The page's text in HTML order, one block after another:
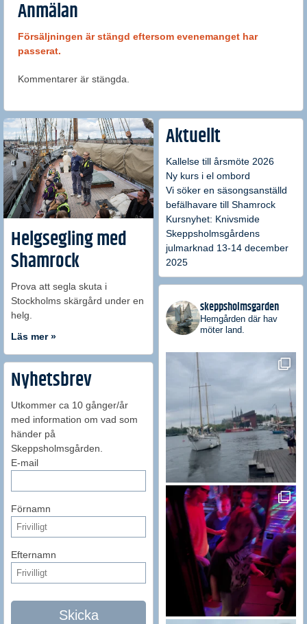
Helgsegling med
Shamrock
Prova att segla skuta i
Stockholms skärgård under en
helg.
Läs mer »
Nyhetsbrev
Utkommer ca 10 gånger/år
med information om vad som
händer på
Skeppsholmsgården.
E-mail
Förnamn
Efternamn
Skicka
Anmälan
Försäljningen är stängd eftersom evenemanget har
passerat.
Kommentarer är stängda.
Aktuellt
Kallelse till årsmöte 2026
Ny kurs i el ombord
Vi söker en säsongsanställd
befälhavare till Shamrock
Kursnyhet: Knivsmide
Skeppsholmsgårdens
julmarknad 13-14 december
2025
skeppsholmsgarden
Hemgården där hav
möter land.